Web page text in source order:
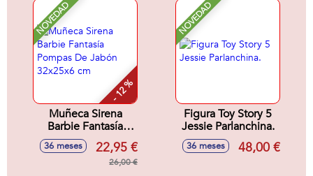
NOVEDAD
- 12 %
Muñeca Sirena
Barbie Fantasía
Pompas De Jabón
32x25x6 cm
36 meses 22,95 €
26,00 €
NOVEDAD
Figura Toy Story 5
Jessie Parlanchina.
36 meses 48,00 €